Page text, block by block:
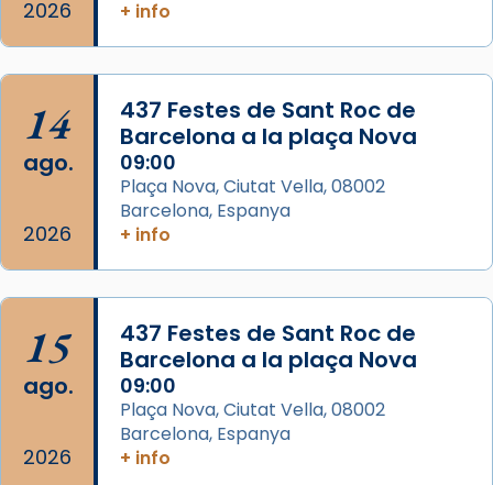
Arquebisbat de Barcelona
2 weeks ago
Memòria de les santes Juliana i
Semproniana, verges i màrtirs.
Acompanyant la història de sant Cugat, a
partir de l’Edat Mitjana sorgeix la tradició
que les santes Juliana (“relatiu a Júlia”) i
Semproniana (“relatiu a Semprònia =
eterna”) són deixebles seves. I l’any 1667, el
frare Joan Gaspar Roig, afirma en una obra
que les santes són filles de l’antiga Iluro.
Mataró en reivindicarà les relíq
...
2026
+ info
14
ago.
2026
437 Festes de Sant Roc de
Barcelona a la plaça Nova
09:00
Plaça Nova, Ciutat Vella, 08002
Barcelona, Espanya
+ info
15
ago.
2026
437 Festes de Sant Roc de
Barcelona a la plaça Nova
09:00
Plaça Nova, Ciutat Vella, 08002
Barcelona, Espanya
+ info